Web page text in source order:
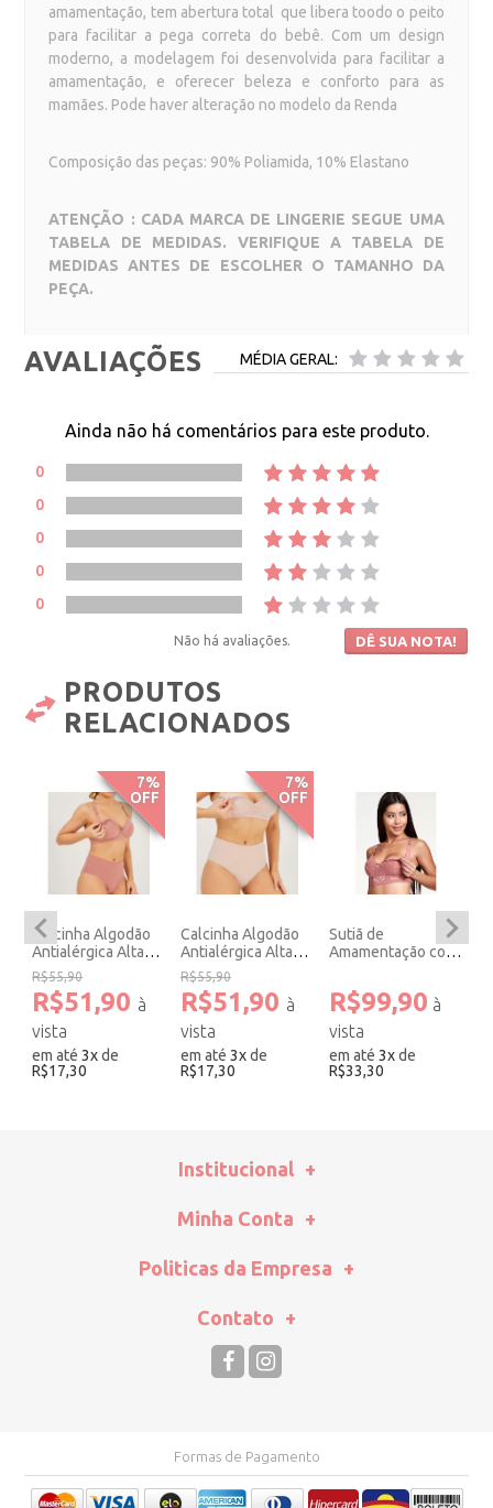
amamentação, tem abertura total que libera toodo o peito
para facilitar a pega correta do bebê. Com um design
moderno, a modelagem foi desenvolvida para facilitar a
amamentação, e oferecer beleza e conforto para as
mamães. Pode haver alteração no modelo da Renda
Composição das peças: 90% Poliamida, 10% Elastano
ATENÇÃO : CADA MARCA DE LINGERIE SEGUE UMA
TABELA DE MEDIDAS. VERIFIQUE A TABELA DE
MEDIDAS ANTES DE ESCOLHER O TAMANHO DA
PEÇA.
AVALIAÇÕES MÉDIA GERAL:
Ainda não há comentários para este produto.
0
0
0
0
0
Não há avaliações. DÊ SUA NOTA!
PRODUTOS
RELACIONADOS
7%
OFF
Calcinha Algodão
Antialérgica Alta
Pós Parto Blush.
R$55,90
R$51,90
em até3xde
R$17,30
7%
OFF
Calcinha Algodão
Antialérgica Alta
Pós Parto Cristal.
R$55,90
R$51,90
em até3xde
R$17,30
Sutiã de
Amamentação com
Renda Blush.
R$99,90
em até3xde
R$33,30
Institucional
Minha Conta
Politicas da Empresa
Contato
Formas de Pagamento